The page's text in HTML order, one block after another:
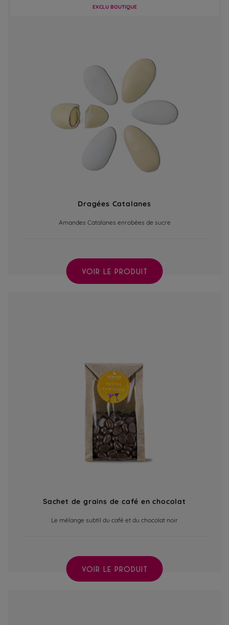
EXCLU BOUTIQUE
Dragées Catalanes
Amandes Catalanes enrobées de sucre
VOIR LE PRODUIT
Sachet de grains de café en chocolat
Le mélange subtil du café et du chocolat noir
VOIR LE PRODUIT